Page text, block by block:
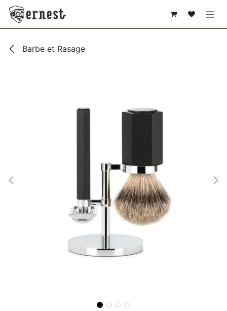
SE RENDRE AU CONTENU
Barbe et Rasage